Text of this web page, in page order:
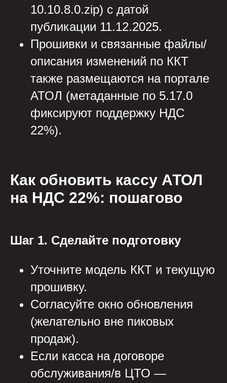
10.10.8.0.zip) с датой
публикации 11.12.2025.
Прошивки и связанные файлы/
описания изменений по ККТ
также размещаются на портале
АТОЛ (метаданные по 5.17.0
фиксируют поддержку НДС
22%).
Как обновить кассу АТОЛ
на НДС 22%: пошагово
Шаг 1. Сделайте подготовку
Уточните модель ККТ и текущую
прошивку.
Согласуйте окно обновления
(желательно вне пиковых
продаж).
Если касса на договоре
обслуживания/в ЦТО —